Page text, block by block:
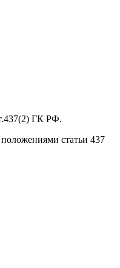
ГК РФ.
статьи 437